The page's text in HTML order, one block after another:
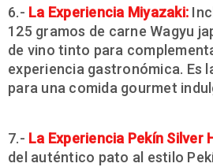
6.- La Experiencia Miyazaki:
125 gramos de carne Wagyu
de vino tinto para
experiencia gastronómica. Es
para una comida gourmet
7.- La Experiencia Pekín Silver
del auténtico pato al estilo